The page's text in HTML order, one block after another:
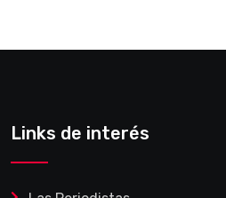
Links de interés